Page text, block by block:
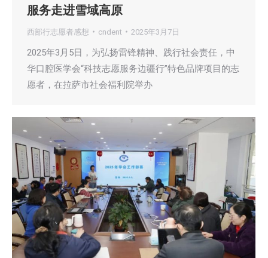
服务走进雪域高原
西部行志愿者感想 cndent 2025年3月7日
2025年3月5日，为弘扬雷锋精神、践行社会责任，中
华口腔医学会“科技志愿服务边疆行”特色品牌项目的志
愿者，在拉萨市社会福利院举办